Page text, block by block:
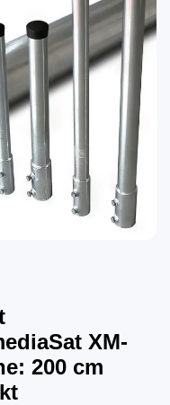
XM-
200 cm